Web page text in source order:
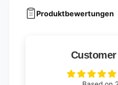
Produktbewertungen